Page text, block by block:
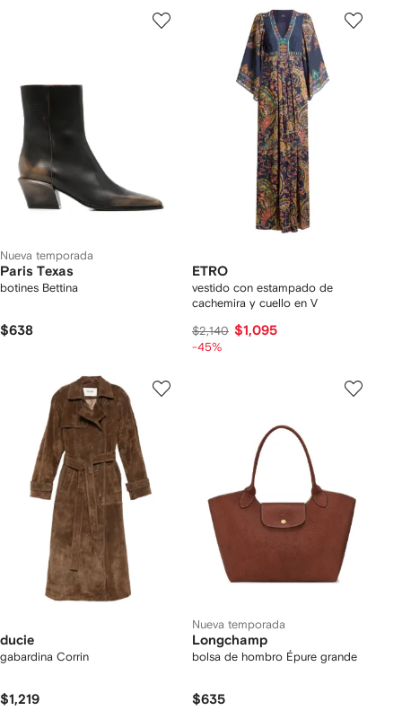
Nueva temporada
Paris Texas
botines Bettina
$638
ETRO
vestido con estampado de
cachemira y cuello en V
$2,140 $1,095
-45%
ducie
gabardina Corrin
$1,219
Nueva temporada
Longchamp
bolsa de hombro Épure grande
$635